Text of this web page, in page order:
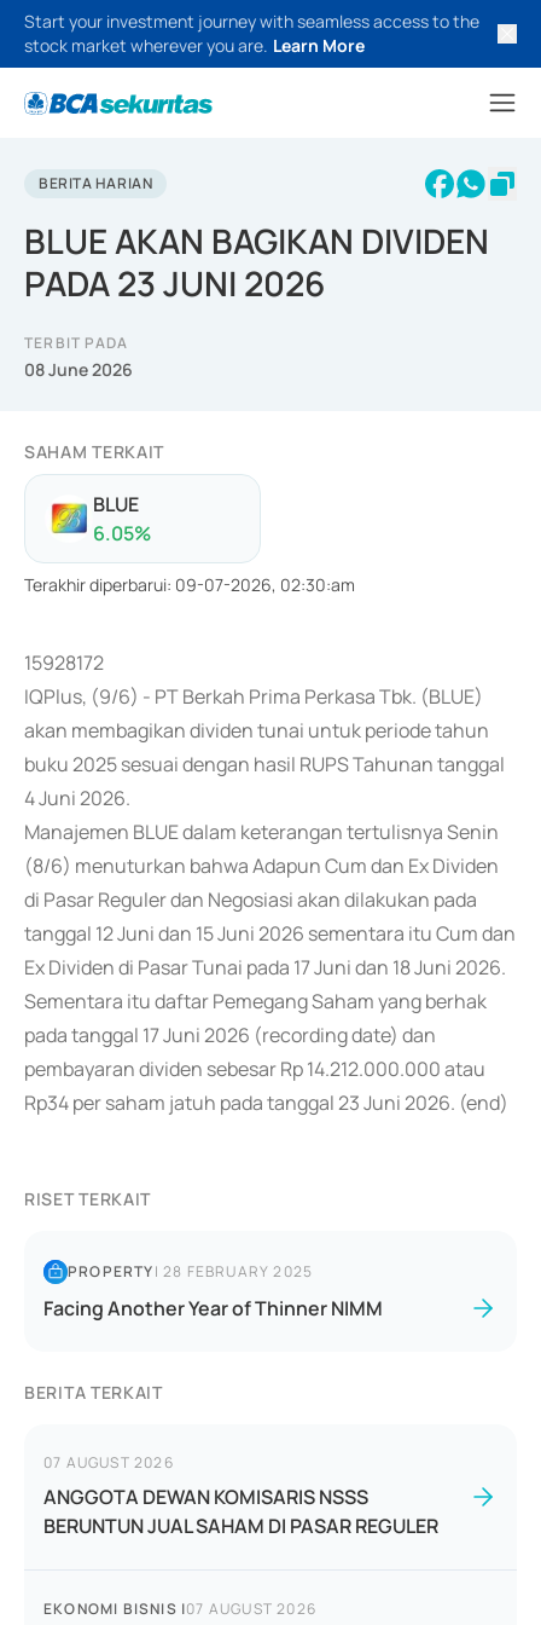
Start your investment journey with seamless access to the
stock market wherever you are. Learn More
BERITA HARIAN
BLUE AKAN BAGIKAN DIVIDEN
PADA 23 JUNI 2026
TERBIT PADA
08 June 2026
SAHAM TERKAIT
BLUE
6.05%
Terakhir diperbarui: 09-07-2026, 02:30:am
15928172
IQPlus, (9/6) - PT Berkah Prima Perkasa Tbk. (BLUE)
akan membagikan dividen tunai untuk periode tahun
buku 2025 sesuai dengan hasil RUPS Tahunan tanggal
4 Juni 2026.
Manajemen BLUE dalam keterangan tertulisnya Senin
(8/6) menuturkan bahwa Adapun Cum dan Ex Dividen
di Pasar Reguler dan Negosiasi akan dilakukan pada
tanggal 12 Juni dan 15 Juni 2026 sementara itu Cum dan
Ex Dividen di Pasar Tunai pada 17 Juni dan 18 Juni 2026.
Sementara itu daftar Pemegang Saham yang berhak
pada tanggal 17 Juni 2026 (recording date) dan
pembayaran dividen sebesar Rp 14.212.000.000 atau
Rp34 per saham jatuh pada tanggal 23 Juni 2026. (end)
RISET TERKAIT
PROPERTY|28 FEBRUARY 2025
Facing Another Year of Thinner NIMM
BERITA TERKAIT
07 AUGUST 2026
ANGGOTA DEWAN KOMISARIS NSSS
BERUNTUN JUAL SAHAM DI PASAR REGULER
EKONOMI BISNIS |07 AUGUST 2026